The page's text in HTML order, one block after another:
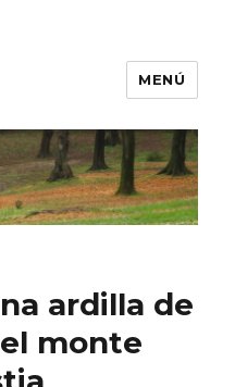
MENÚ
ardilla de
monte